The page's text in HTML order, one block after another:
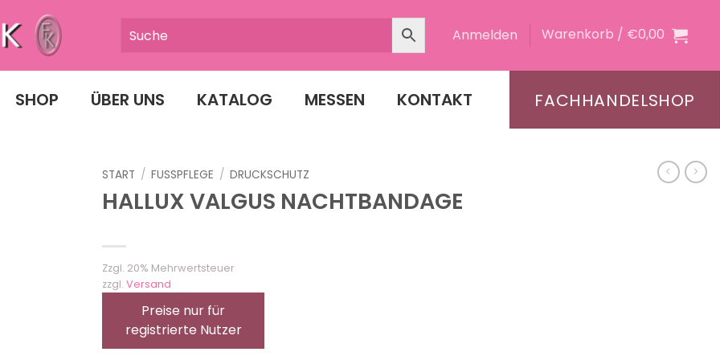
Anmelden Warenkorb / €0,00
SHOP ÜBER UNS KATALOG MESSEN KONTAKT FACHHANDELSHOP
START / FUSSPFLEGE / DRUCKSCHUTZ
HALLUX VALGUS NACHTBANDAGE
Zzgl. 20% Mehrwertsteuer
zzgl. Versand
Preise nur für
registrierte Nutzer